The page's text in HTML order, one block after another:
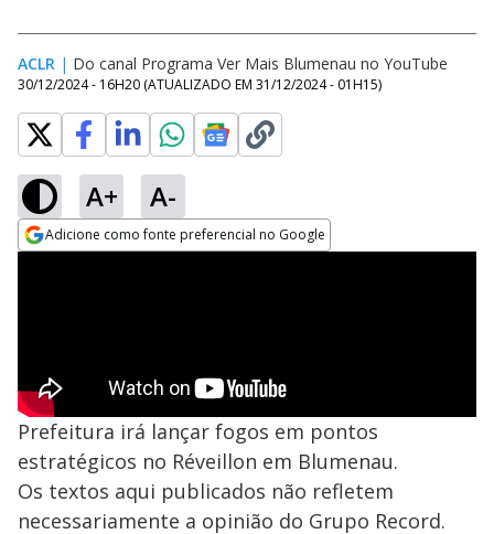
ACLR | Do canal Programa Ver Mais Blumenau no YouTube
30/12/2024 - 16H20 (ATUALIZADO EM 31/12/2024 - 01H15)
A+ A-
Adicione como fonte preferencial no Google
Prefeitura irá lançar fogos em pontos
estratégicos no Réveillon em Blumenau.
Os textos aqui publicados não refletem
necessariamente a opinião do Grupo Record.